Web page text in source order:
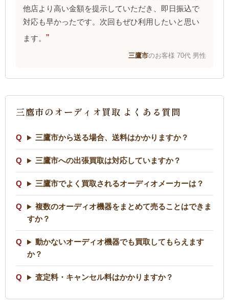
他店より高い金額を提示していただき、即日振込で
対応も早かったです。次回もぜひ利用したいと思い
ます。
三鷹市のお客様 70代 男性
三鷹市のオーディオ買取 よくある質問
三鷹市から送る場合、送料はかかりますか？
三鷹市への出張買取は対応していますか？
三鷹市でよく買取されるオーディオメーカーは？
複数のオーディオ機器をまとめて売ることはできま
すか？
動かないオーディオ機器でも買取してもらえます
か？
査定料・キャンセル料はかかりますか？